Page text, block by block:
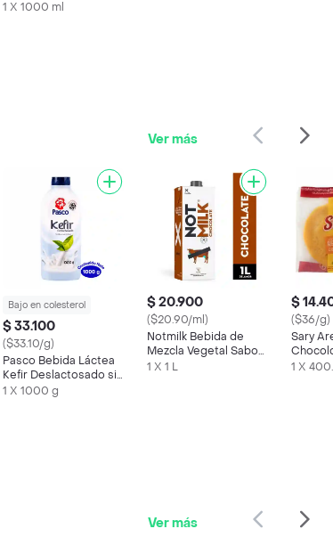
1 X 1000 ml
Ver más
Bajo en colesterol
$ 33.100
($33.10/g)
Pasco Bebida Láctea
Kefir Deslactosado sin
Dulce
1 X 1000 g
$ 20.900
($20.90/ml)
Notmilk Bebida de
Mezcla Vegetal Sabor
Chocolate
1 X 1 L
$
($36/g)
Sary
Queso
1 X
Ver más